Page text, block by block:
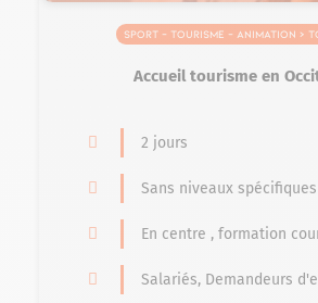
Sport – Tourisme – Animation >
Accueil tourisme en
2 jours
Sans niveaux spécifiques
En centre , formation
Salariés, Demandeurs